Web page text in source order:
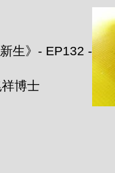
生》- EP132 -
博士